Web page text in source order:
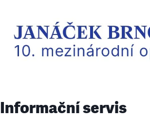
Informační servis